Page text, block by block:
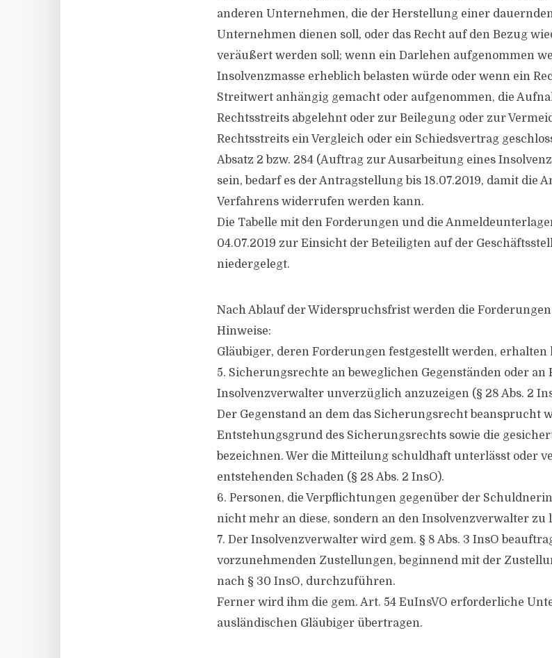
anderen Unternehmen, die der Herstellung einer
Unternehmen dienen soll, oder das Recht auf den Bezug
veräußert werden soll; wenn ein Darlehen aufgenommen
Insolvenzmasse erheblich belasten würde oder wenn ein
Streitwert anhängig gemacht oder aufgenommen, die
Rechtsstreits abgelehnt oder zur Beilegung oder zur
Rechtsstreits ein Vergleich oder ein Schiedsvertrag
Absatz 2 bzw. 284 (Auftrag zur Ausarbeitung eines
sein, bedarf es der Antragstellung bis 18.07.2019, damit die
Verfahrens widerrufen werden kann.
Die Tabelle mit den Forderungen und die
04.07.2019 zur Einsicht der Beteiligten auf der
niedergelegt.
Nach Ablauf der Widerspruchsfrist werden die
Hinweise:
Gläubiger, deren Forderungen festgestellt werden,
5. Sicherungsrechte an beweglichen Gegenständen oder an
Insolvenzverwalter unverzüglich anzuzeigen (§ 28 Abs. 2
Der Gegenstand an dem das Sicherungsrecht beansprucht
Entstehungsgrund des Sicherungsrechts sowie die
bezeichnen. Wer die Mitteilung schuldhaft unterlässt oder
entstehenden Schaden (§ 28 Abs. 2 InsO).
6. Personen, die Verpflichtungen gegenüber der
nicht mehr an diese, sondern an den Insolvenzverwalter zu
7. Der Insolvenzverwalter wird gem. § 8 Abs. 3 InsO
vorzunehmenden Zustellungen, beginnend mit der
nach § 30 InsO, durchzuführen.
Ferner wird ihm die gem. Art. 54 EuInsVO erforderliche
ausländischen Gläubiger übertragen.